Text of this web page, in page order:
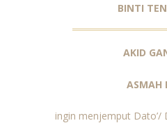
BINTI
AKID
ASMAH
ingin menjemput